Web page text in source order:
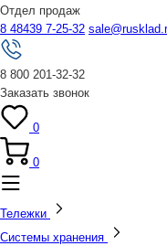
Отдел продаж
8 48439 7-25-32
8 800 201-32-32
Заказать звонок
0
0
Тележки
Системы хранения